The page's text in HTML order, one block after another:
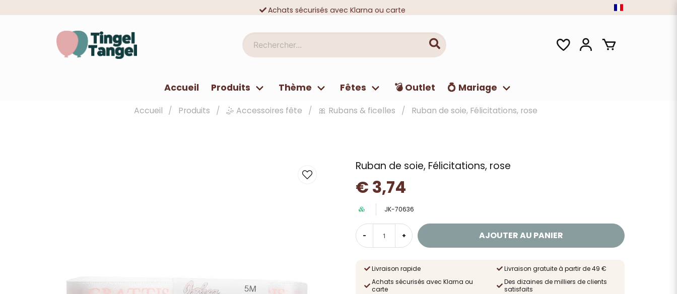
Achats sécurisés avec Klarna ou carte
Rechercher...
Accueil Produits Thème Fêtes 💣 Outlet 💍 Mariage
Accueil Produits 🤹 Accessoires fête 🎀 Rubans & ficelles Ruban de soie, Félicitations, rose
Ruban de soie, Félicitations, rose
€ 3,74
JK-70636
- + AJOUTER AU PANIER
Livraison rapide
Livraison gratuite à partir de 49 €
Achats sécurisés avec Klarna ou
carte
Des dizaines de milliers de clients
satisfaits